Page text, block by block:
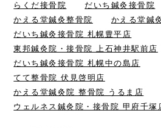
らくだ接骨院
だいち鍼灸接骨院
かえる堂鍼灸整骨院
かえる堂鍼
だいち鍼灸接骨院 札幌豊平店
東邦鍼灸院・接骨院 上石神井駅前店
だいち鍼灸接骨院 札幌中の島店
てて整骨院 伏見啓明店
かえる堂鍼灸院 整骨院 うるま店
ウェルネス鍼灸院・接骨院 甲府千塚